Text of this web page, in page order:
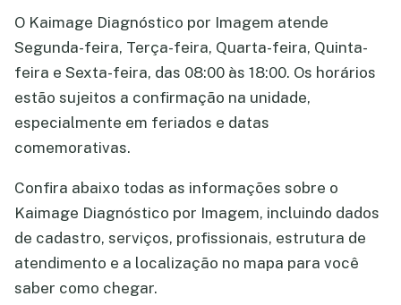
O Kaimage Diagnóstico por Imagem atende
Segunda-feira, Terça-feira, Quarta-feira, Quinta-
feira e Sexta-feira, das 08:00 às 18:00. Os horários
estão sujeitos a confirmação na unidade,
especialmente em feriados e datas
comemorativas.
Confira abaixo todas as informações sobre o
Kaimage Diagnóstico por Imagem, incluindo dados
de cadastro, serviços, profissionais, estrutura de
atendimento e a localização no mapa para você
saber como chegar.